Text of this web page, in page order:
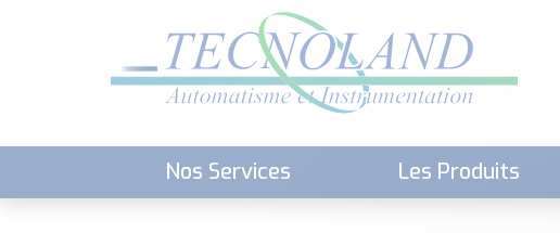
Nos Services Les Produits